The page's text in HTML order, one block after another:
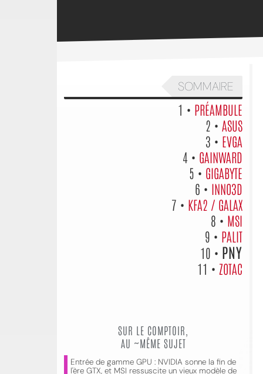
SOMMAIRE
1 • PRÉAMBULE
2 • ASUS
3 • EVGA
4 • GAINWARD
5 • GIGABYTE
6 • INNO3D
7 • KFA2 / GALAX
8 • MSI
9 • PALIT
10 • PNY
11 • ZOTAC
SUR LE COMPTOIR,
AU ~MÊME SUJET
Entrée de gamme GPU : NVIDIA sonne la fin de
l'ère GTX, et MSI ressuscite un vieux modèle de